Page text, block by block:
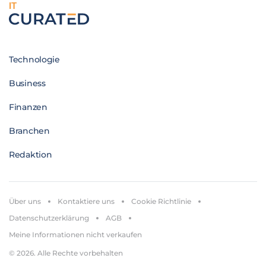
IT
Technologie
Business
Finanzen
Branchen
Redaktion
© 2026. Alle Rechte vorbehalten
Über uns Kontaktiere uns
Cookie Richtlinie
Datenschutzerklärung
AGB
Meine Informationen nicht verkaufen